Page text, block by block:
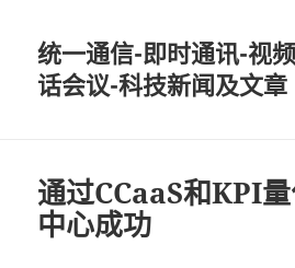
统一通信-即时通讯-视
话会议-科技新闻及文章
通过CCaaS和KPI
中心成功